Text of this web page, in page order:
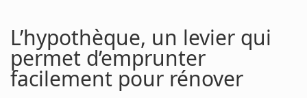
L’hypothèque, un levier qui
permet d’emprunter
facilement pour rénover